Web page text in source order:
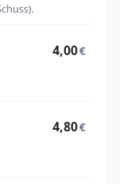
4,00€
4,80€